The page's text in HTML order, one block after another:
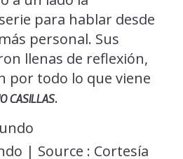
para hablar desde
personal. Sus
llenas de reflexión,
por todo lo que viene
CASILLAS.
| Source : Cortesía